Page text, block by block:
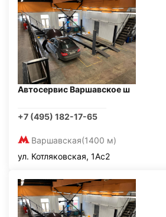
Автосервис Варшавское ш
+7 (495) 182-17-65
Варшавская(1400 м)
ул. Котляковская, 1Ас2